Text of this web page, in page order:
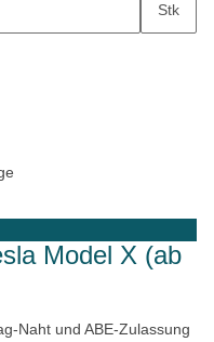
Stk
Model X (ab
Naht und ABE-Zulassung